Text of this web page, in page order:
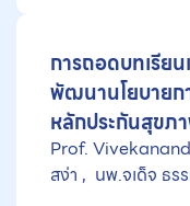
การถอดบทเรีย
พัฒนานโยบายก
หลักประกันสุขภ
Prof.
สง่า
นพ.จเด็จ ธร